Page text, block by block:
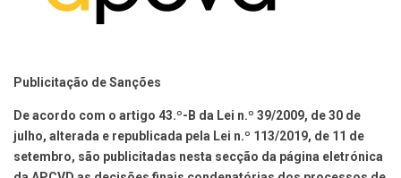
Publicitação de Sanções
De acordo com o artigo 43.º-B da Lei n.º 39/2009, de 30 de
julho, alterada e republicada pela Lei n.º 113/2019, de 11 de
setembro, são publicitadas nesta secção da página eletrónica